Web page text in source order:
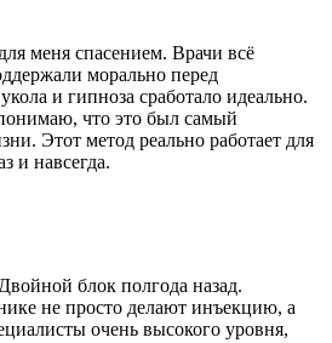
меня спасением. Врачи всё
морально перед
и гипноза сработало идеально.
что это был самый
Этот метод реально работает для
и навсегда.
блок полгода назад.
не просто делают инъекцию, а
очень высокого уровня,